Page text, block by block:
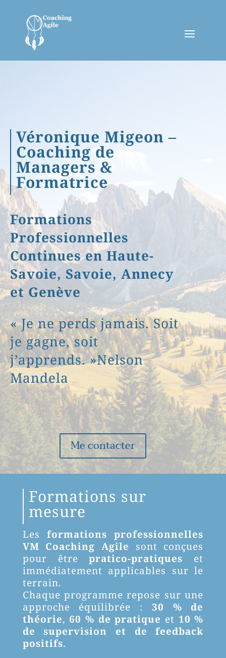
Véronique Migeon –
Coaching de
Managers &
Formatrice
Formations
Professionnelles
Continues en Haute-
Savoie, Savoie, Annecy
et Genève
« Je ne perds jamais. Soit
je gagne, soit
j’apprends. »Nelson
Mandela
Me contacter
Formations sur
mesure
Les formations professionnelles
VM Coaching Agile sont conçues
pour êtrepratico-pratiques et
immédiatement applicables sur le
terrain.
Chaque programme repose sur une
approche équilibrée : 30 % de
théorie, 60 % de pratique et 10 %
de supervision et de feedback
positifs.